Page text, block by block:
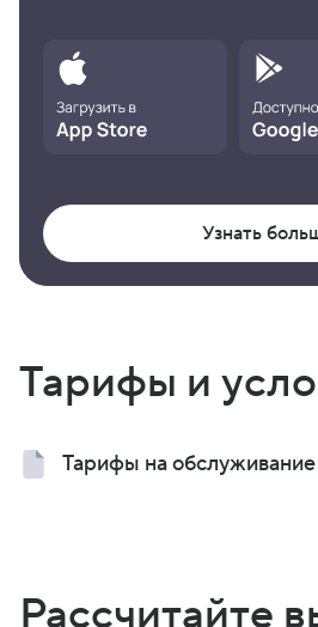
Узнать
Тарифы и
Тарифы на
Рассчитайте